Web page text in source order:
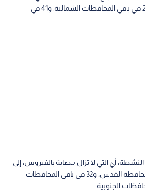
محافظة القدس، و221 في باقي المحافظات الشمالية، و41 في
أي التي لا تزال مصابة بالفيروس، إلى
83 حالة، بينها 23 في محافظة القدس، و32 في باقي المحافظات